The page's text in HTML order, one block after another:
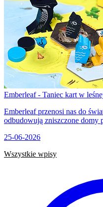
Emberleaf - Taniec kart w
Emberleaf przenosi nas do
odbudowują zniszczone domy
25-06-2026
Wszystkie wpisy